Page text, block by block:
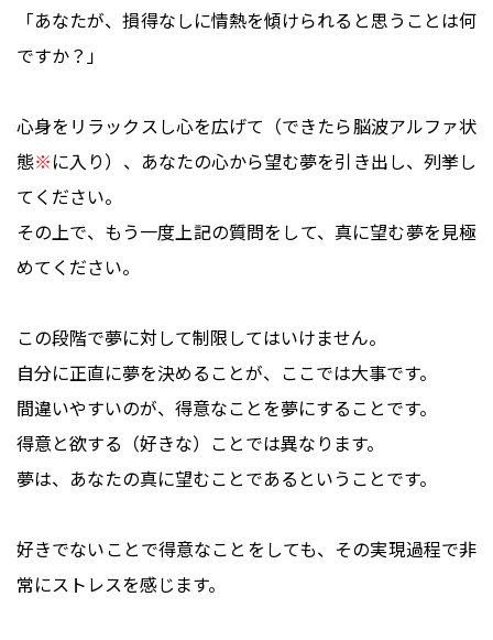
「あなたが、損得なしに情熱を傾けられると思うことは何
ですか？」
心身をリラックスし心を広げて（できたら脳波アルファ状
態※に入り）、あなたの心から望む夢を引き出し、列挙し
てください。
その上で、もう一度上記の質問をして、真に望む夢を見極
めてください。
この段階で夢に対して制限してはいけません。
自分に正直に夢を決めることが、ここでは大事です。
間違いやすいのが、得意なことを夢にすることです。
得意と欲する（好きな）ことでは異なります。
夢は、あなたの真に望むことであるということです。
好きでないことで得意なことをしても、その実現過程で非
常にストレスを感じます。